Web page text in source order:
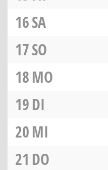
16SA
17SO
18MO
19DI
20MI
21 DO